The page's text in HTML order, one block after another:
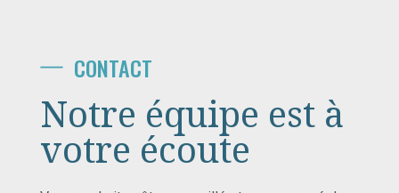
CONTACT
Notre équipe est à
votre écoute